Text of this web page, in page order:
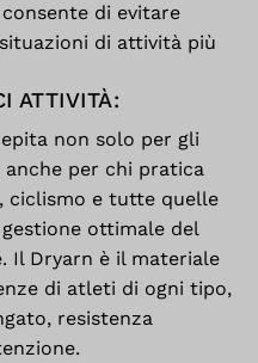
di evitare
di attività più
ATTIVITÀ:
non solo per gli
per chi pratica
ciclismo e tutte quelle
ottimale del
Il Dryarn è il materiale
di atleti di ogni tipo,
resistenza